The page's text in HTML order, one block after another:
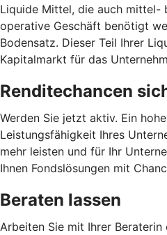
Liquide Mittel, die auch
operative Geschäft benötigt
Bodensatz. Dieser Teil Ihrer
Kapitalmarkt für das
Renditechancen
Werden Sie jetzt aktiv. Ein
Leistungsfähigkeit Ihres
mehr leisten und für Ihr
Ihnen Fondslösungen mit
Beraten lassen
Arbeiten Sie mit Ihrer